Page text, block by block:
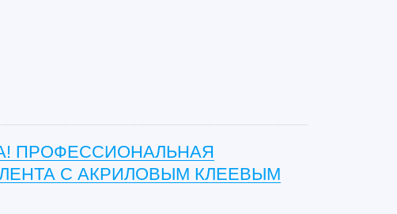
ПРОФЕССИОНАЛЬНАЯ
С АКРИЛОВЫМ КЛЕЕВЫМ